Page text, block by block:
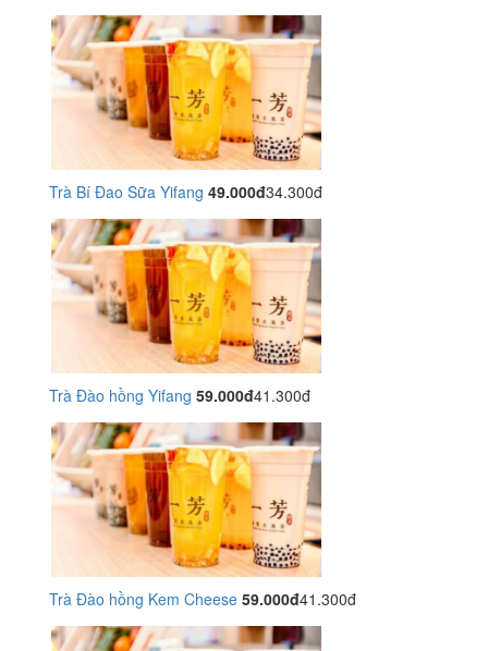
Trà Bí Đao Sữa Yifang 49.000đ34.300đ
Trà Đào hồng Yifang 59.000đ41.300đ
Trà Đào hồng Kem Cheese 59.000đ41.300đ